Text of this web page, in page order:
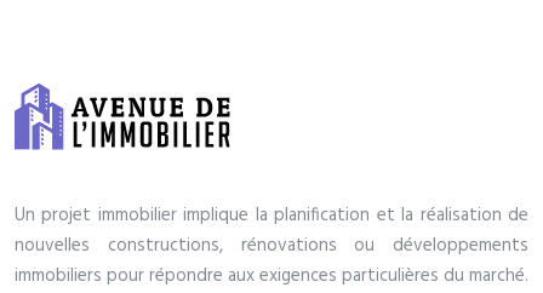
Un projet immobilier implique la planification et la réalisation de
nouvelles constructions, rénovations ou développements
immobiliers pour répondre aux exigences particulières du marché.